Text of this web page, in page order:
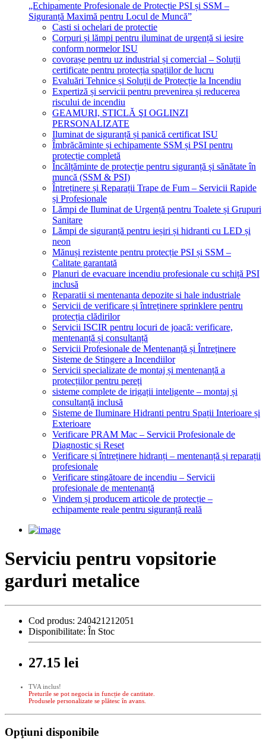
„Echipamente Profesionale de Protecție PSI și SSM –
Siguranță Maximă pentru Locul de Muncă”
Casti si ochelari de protectie
Corpuri și lămpi pentru iluminat de urgență si iesire
conform normelor ISU
covorașe pentru uz industrial și comercial – Soluții
certificate pentru protecția spațiilor de lucru
Evaluări Tehnice și Soluții de Protecție la Incendiu
Expertiză și servicii pentru prevenirea și reducerea
riscului de incendiu
GEAMURI, STICLĂ ŞI OGLINZI
PERSONALIZATE
Iluminat de siguranță și panică certificat ISU
Îmbrăcăminte și echipamente SSM și PSI pentru
protecție completă
Încălțăminte de protecție pentru siguranță și sănătate în
muncă (SSM & PSI)
Întreținere și Reparații Trape de Fum – Servicii Rapide
și Profesionale
Lămpi de Iluminat de Urgență pentru Toalete și Grupuri
Sanitare
Lămpi de siguranță pentru ieșiri și hidranti cu LED și
neon
Mănuși rezistente pentru protecție PSI și SSM –
Calitate garantată
Planuri de evacuare incendiu profesionale cu schiță PSI
inclusă
Reparatii si mentenanta depozite si hale industriale
Servicii de verificare și întreținere sprinklere pentru
protecția clădirilor
Servicii ISCIR pentru locuri de joacă: verificare,
mentenanță și consultanță
Servicii Profesionale de Mentenanță și Întreținere
Sisteme de Stingere a Incendiilor
Servicii specializate de montaj și mentenanță a
protecțiilor pentru pereți
sisteme complete de irigații inteligente – montaj și
consultanță inclusă
Sisteme de Iluminare Hidranti pentru Spații Interioare și
Exterioare
Verificare PRAM Mac – Servicii Profesionale de
Diagnostic și Reset
Verificare și întreținere hidranți – mentenanță și reparații
profesionale
Verificare stingătoare de incendiu – Servicii
profesionale de mentenanță
Vindem și producem articole de protecție –
echipamente reale pentru siguranță reală
Serviciu pentru vopsitorie
garduri metalice
Cod produs: 240421212051
Disponibilitate: În Stoc
27.15 lei
TVA inclus!
Preturile se pot negocia in funcție de cantitate.
Produsele personalizate se plătesc în avans.
Opţiuni disponibile